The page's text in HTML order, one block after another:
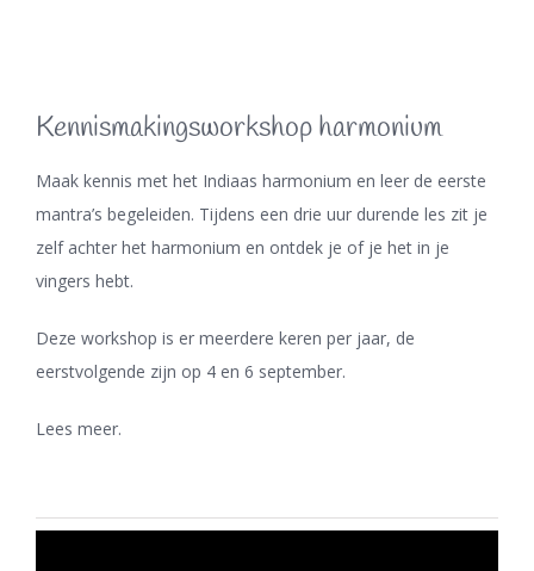
Kennismakingsworkshop harmonium
Maak kennis met het Indiaas harmonium en leer de eerste
mantra’s begeleiden. Tijdens een drie uur durende les zit je
zelf achter het harmonium en ontdek je of je het in je
vingers hebt.
Deze workshop is er meerdere keren per jaar, de
eerstvolgende zijn op 4 en 6 september.
Lees meer.